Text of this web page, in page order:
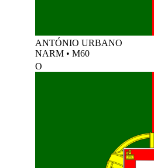
ANTÓNIO URBANO
NARM • M60
O